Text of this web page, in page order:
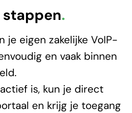
stappen.
je eigen zakelijke VoIP-
en vaak binnen
is, kun je direct
en krijg je toegang